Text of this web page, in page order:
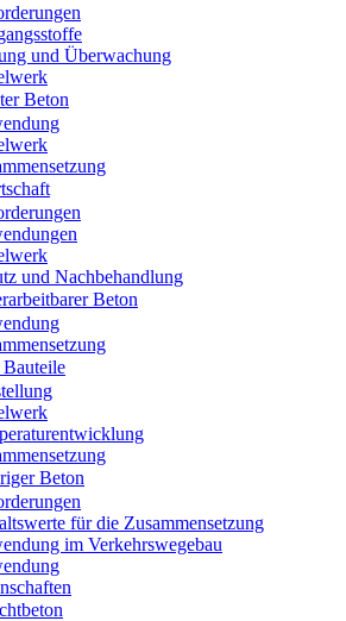
und Überwachung
Beton
und Nachbehandlung
Beton
Bauteile
Beton
für die Zusammensetzung
im Verkehrswegebau